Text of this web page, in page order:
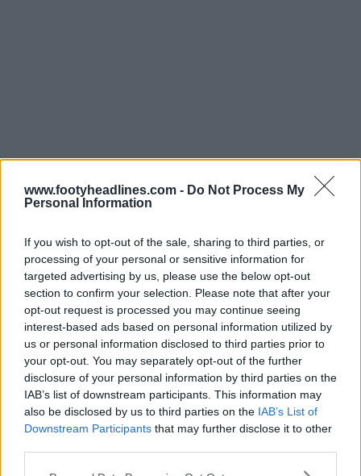
www.footyheadlines.com - Do Not Process My
Personal Information
If you wish to opt-out of the sale, sharing to third parties, or
processing of your personal or sensitive information for
targeted advertising by us, please use the below opt-out
section to confirm your selection. Please note that after your
opt-out request is processed you may continue seeing
interest-based ads based on personal information utilized by
us or personal information disclosed to third parties prior to
your opt-out. You may separately opt-out of the further
disclosure of your personal information by third parties on the
IAB’s list of downstream participants. This information may
also be disclosed by us to third parties on the IAB’s List of
Downstream Participants that may further disclose it to other
A par do logótipo principal, o Peterborough introduziu
um tipo de letra personalizado chamado Posh Type,
que será utilizado em todas as comunicações do clube
e nas futuras camisas. A reformulação abrangente da
marca inclui também um conjunto de novas
subidentidades, proporcionando uma estética altamente